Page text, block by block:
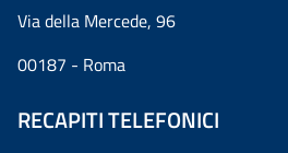
Via della Mercede, 96
00187 - Roma
RECAPITI TELEFONICI